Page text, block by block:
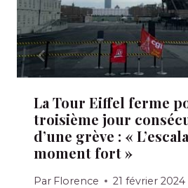
La Tour Eiffel ferme
troisième jour
d’une grève : «
moment fort »
Par Florence 21 février 2024